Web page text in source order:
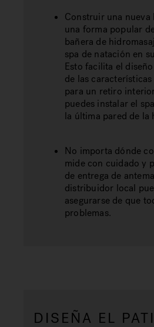
Construir una nueva
una forma popular
bañera de
spa de natación en
Esto facilita el
de las
para un retiro
puedes instalar el
la última pared de la
No importa dónde
mide con cuidado y
de entrega de
distribuidor local
asegurarse de que
problemas.
DISEÑA EL